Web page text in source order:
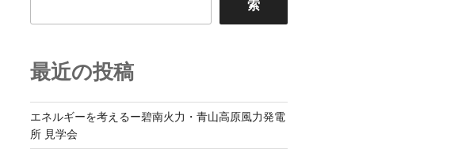
索
最近の投稿
エネルギーを考えるー碧南火力・青山高原風力発電
所 見学会